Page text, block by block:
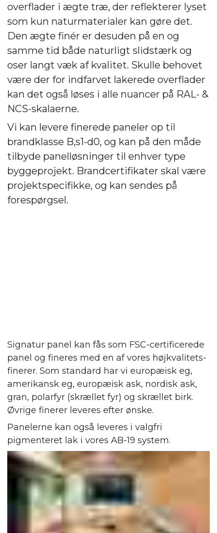
overflader i ægte træ, der reflekterer lyset
som kun naturmaterialer kan gøre det.
Den ægte finér er desuden på en og
samme tid både naturligt slidstærk og
oser langt væk af kvalitet. Skulle behovet
være der for indfarvet lakerede overflader
kan det også løses i alle nuancer på RAL- &
NCS-skalaerne.
Vi kan levere finerede paneler op til
brandklasse B,s1-d0, og kan på den måde
tilbyde panelløsninger til enhver type
byggeprojekt. Brandcertifikater skal være
projektspecifikke, og kan sendes på
forespørgsel.
Signatur panel kan fås som FSC-certificerede
panel og fineres med en af vores højkvalitets-
finerer. Som standard har vi europæisk eg,
amerikansk eg, europæisk ask, nordisk ask,
gran, polarfyr (skrællet fyr) og skrællet birk.
Øvrige finerer leveres efter ønske.
Panelerne kan også leveres i valgfri
pigmenteret lak i vores AB-19 system.